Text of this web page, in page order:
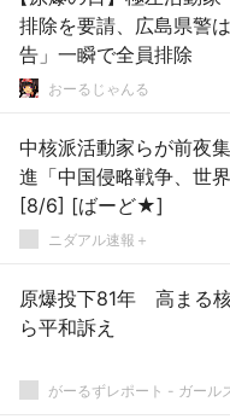
排除を要請、広島県警
告」一瞬で全員排除
おーるじゃんる
中核派活動家らが前夜
進「中国侵略戦争、世
[8/6] [ばーど★]
ニダアル速報＋
原爆投下81年 高まる
ら平和訴え
がーるずレポート - ガール